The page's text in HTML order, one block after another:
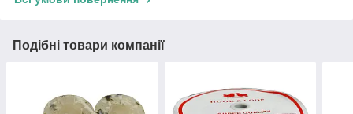
Подібні товари компанії